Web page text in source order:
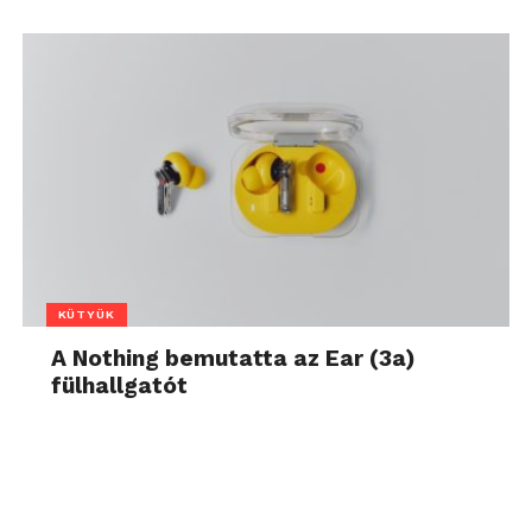
KÜTYÜK
A Nothing bemutatta az Ear (3a)
fülhallgatót